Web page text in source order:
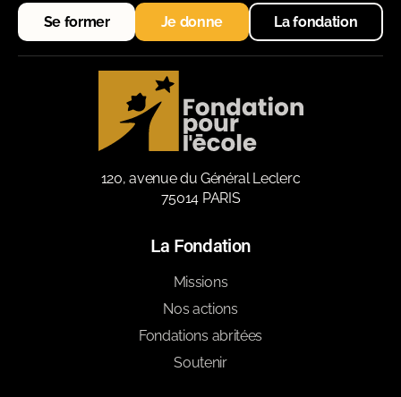
Se former Je donne La fondation
120, avenue du Général Leclerc
75014 PARIS
La Fondation
Missions
Nos actions
Fondations abritées
Soutenir